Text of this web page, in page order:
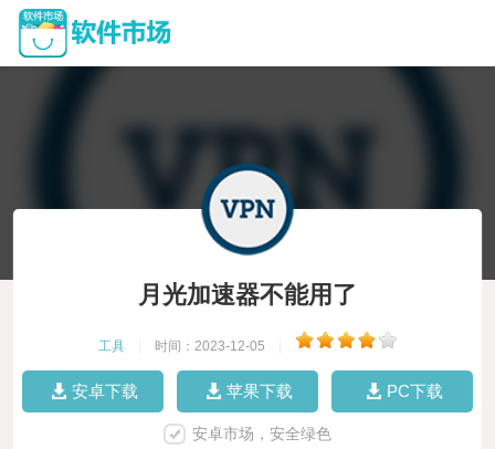
月光加速器不能用了
工具 时间：2023-12-05
安卓下载 苹果下载 PC下载
安卓市场，安全绿色